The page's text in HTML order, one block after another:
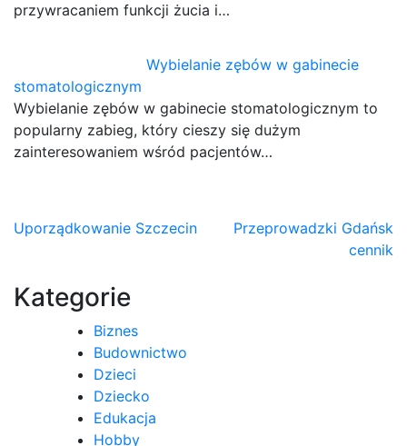
przywracaniem funkcji żucia i…
Wybielanie zębów w gabinecie
stomatologicznym
Wybielanie zębów w gabinecie stomatologicznym to
popularny zabieg, który cieszy się dużym
zainteresowaniem wśród pacjentów…
Nawigacja
Uporządkowanie Szczecin
Przeprowadzki Gdańsk
cennik
Kategorie
Biznes
Budownictwo
Dzieci
Dziecko
Edukacja
Hobby